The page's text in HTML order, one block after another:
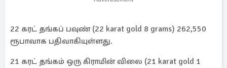
22 கரட் தங்கப் பவுண் (22 karat gold 8 grams) 262,550
ரூபாவாக பதிவாகியுள்ளது.
21 கரட் தங்கம் ஒரு கிராமின் விலை (21 karat gold 1